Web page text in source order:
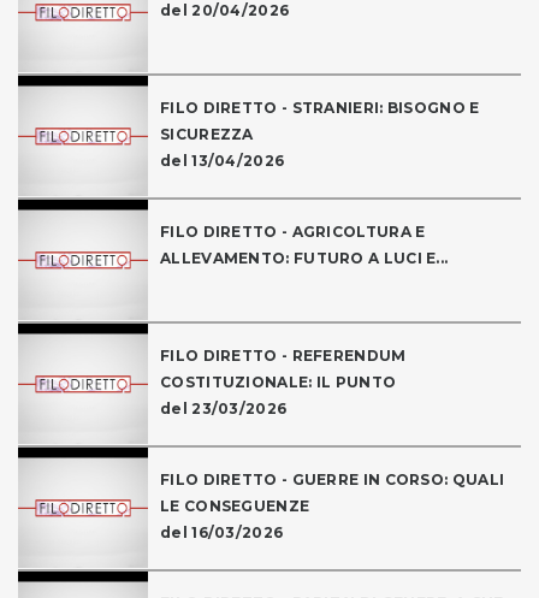
del 20/04/2026
FILO DIRETTO - STRANIERI: BISOGNO E
SICUREZZA
del 13/04/2026
FILO DIRETTO - AGRICOLTURA E
ALLEVAMENTO: FUTURO A LUCI E...
FILO DIRETTO - REFERENDUM
COSTITUZIONALE: IL PUNTO
del 23/03/2026
FILO DIRETTO - GUERRE IN CORSO: QUALI
LE CONSEGUENZE
del 16/03/2026